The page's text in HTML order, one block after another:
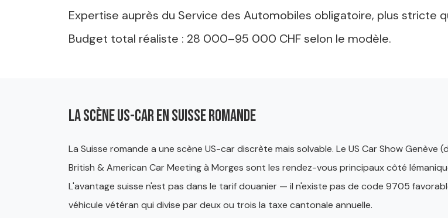
Expertise auprès du Service des Automobiles obligatoire, plus stricte
Budget total réaliste : 28 000–95 000 CHF selon le modèle.
La scène US-car en Suisse romande
La Suisse romande a une scène US-car discrète mais solvable. Le US Car Show
British & American Car Meeting à Morges sont les rendez-vous principaux côté
L'avantage suisse n'est pas dans le tarif douanier — il n'existe pas de code 9705
véhicule vétéran qui divise par deux ou trois la taxe cantonale annuelle.